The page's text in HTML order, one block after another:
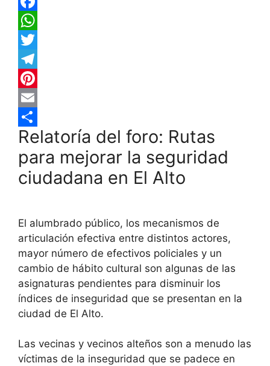
F
a
c
e
b
o
o
k
W
h
a
t
s
A
p
p
T
w
t
e
r
T
e
e
g
r
P
n
t
e
s
t
E
m
a
i
C
o
m
r
t
i
r
Relatoría del foro: Rutas
para mejorar la seguridad
ciudadana en El Alto
El alumbrado público, los mecanismos de
articulación efectiva entre distintos actores,
mayor número de efectivos policiales y un
cambio de hábito cultural son algunas de las
asignaturas pendientes para disminuir los
índices de inseguridad que se presentan en la
ciudad de El Alto.
Las vecinas y vecinos alteños son a menudo las
víctimas de la inseguridad que se padece en